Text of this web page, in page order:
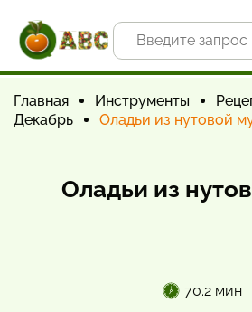
Главная Инструменты
Декабрь
Оладьи из нутовой
Оладьи из
70.2 мин